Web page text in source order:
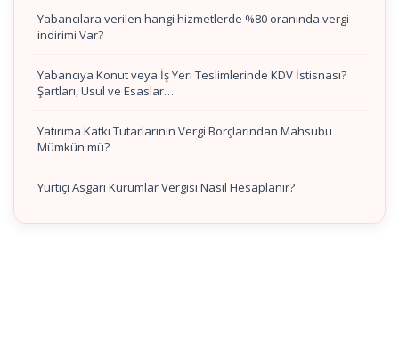
Yabancılara verilen hangi hizmetlerde %80 oranında vergi
indirimi Var?
Yabancıya Konut veya İş Yeri Teslimlerinde KDV İstisnası?
Şartları, Usul ve Esaslar…
Yatırıma Katkı Tutarlarının Vergi Borçlarından Mahsubu
Mümkün mü?
Yurtiçi Asgari Kurumlar Vergisi Nasıl Hesaplanır?